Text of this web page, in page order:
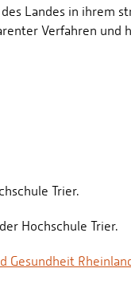
Landes in ihrem
Verfahren und
Trier.
Hochschule Trier.
Gesundheit